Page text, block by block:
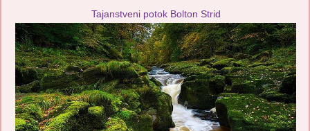
Tajanstveni potok Bolton Strid